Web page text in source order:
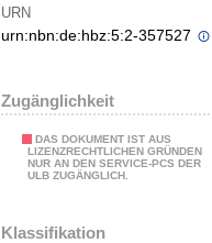
URN
urn:nbn:de:hbz:5:2-357527
Zugänglichkeit
DAS DOKUMENT IST AUS
LIZENZRECHTLICHEN GRÜNDEN
NUR AN DEN SERVICE-PCS DER
ULB ZUGÄNGLICH.
Klassifikation